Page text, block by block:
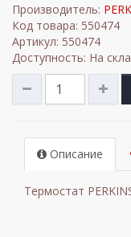
Производитель:
Код товара: 550474
Артикул: 550474
Доступность: На
Описание
Термостат